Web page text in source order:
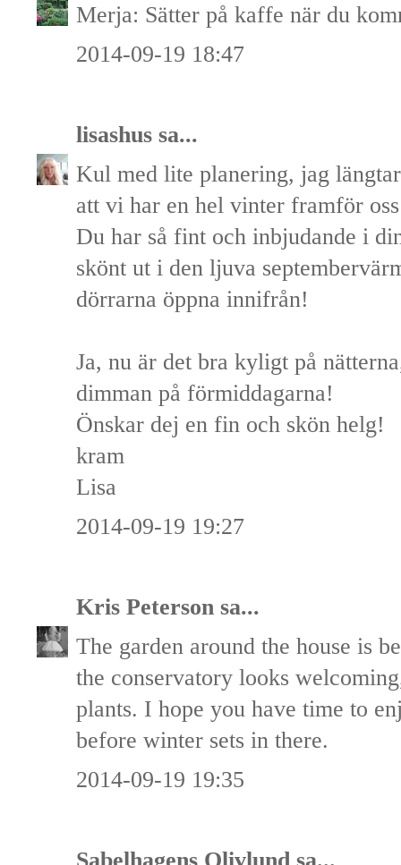
Merja: Sätter på kaffe när du
2014-09-19 18:47
lisashus sa...
Kul med lite planering, jag
att vi har en hel vinter framför
Du har så fint och inbjudande i
skönt ut i den ljuva
dörrarna öppna innifrån!
Ja, nu är det bra kyligt på
dimman på förmiddagarna!
Önskar dej en fin och skön helg!
kram
Lisa
2014-09-19 19:27
Kris Peterson sa...
The garden around the house is
the conservatory looks
plants. I hope you have time to
before winter sets in there.
2014-09-19 19:35